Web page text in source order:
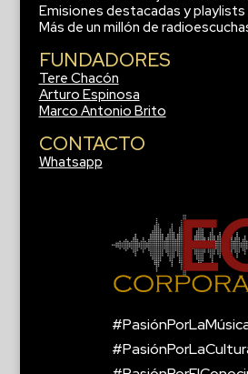
Emisiones destacadas y
Más de un millón de
FUNDADORES
Tere Chacón
Arturo Espinosa
Marco Antonio Brito
CONTACTO
Whatsapp